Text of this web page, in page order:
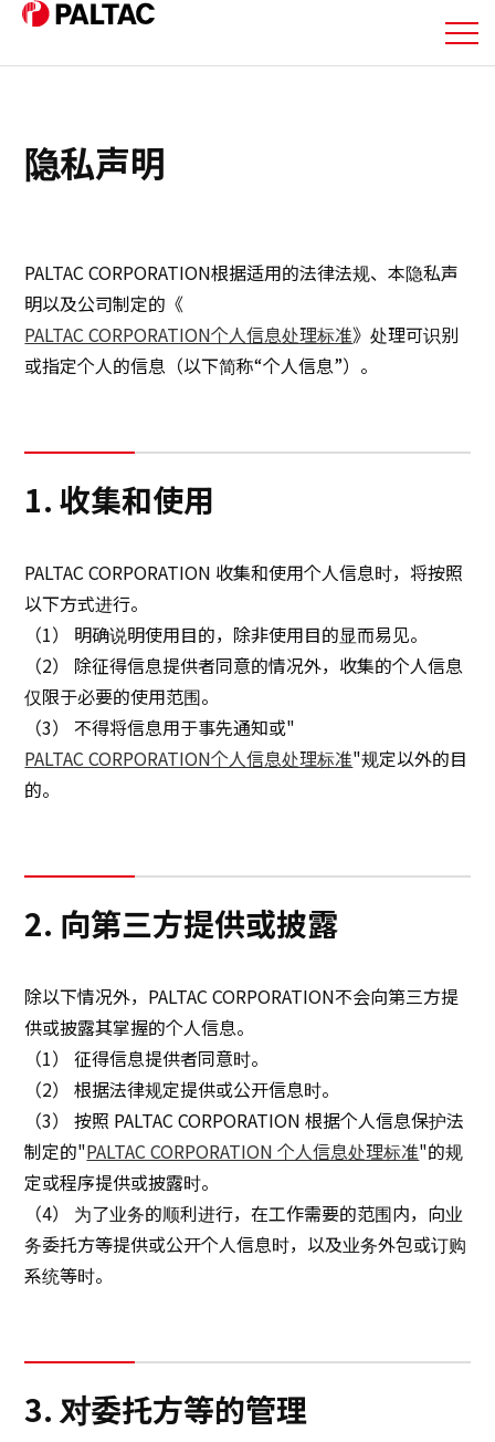
业务详情
公司信息
公司信息
可持续发展
创新
创新
联系我们
隐私声明
PALTAC CORPORATION根据适用的法律法规、本隐私声
明以及公司制定的《
PALTAC CORPORATION个人信息处理标准》处理可识别
或指定个人的信息（以下简称“个人信息”）。
1. 收集和使用
PALTAC CORPORATION 收集和使用个人信息时，将按照
以下方式进行。
（1） 明确说明使用目的，除非使用目的显而易见。
（2） 除征得信息提供者同意的情况外，收集的个人信息
仅限于必要的使用范围。
（3） 不得将信息用于事先通知或"
PALTAC CORPORATION个人信息处理标准"规定以外的目
的。
2. 向第三方提供或披露
除以下情况外，PALTAC CORPORATION不会向第三方提
供或披露其掌握的个人信息。
（1） 征得信息提供者同意时。
（2） 根据法律规定提供或公开信息时。
（3） 按照 PALTAC CORPORATION 根据个人信息保护法
制定的"PALTAC CORPORATION 个人信息处理标准"的规
定或程序提供或披露时。
（4） 为了业务的顺利进行，在工作需要的范围内，向业
务委托方等提供或公开个人信息时，以及业务外包或订购
系统等时。
3. 对委托方等的管理